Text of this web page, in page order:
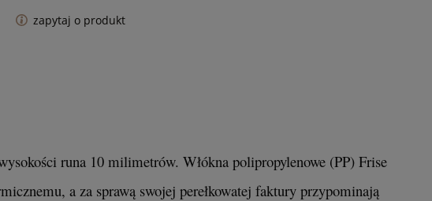
zapytaj o produkt
runa 10 milimetrów. Włókna polipropylenowe (PP) Frise
a za sprawą swojej perełkowatej faktury przypominają